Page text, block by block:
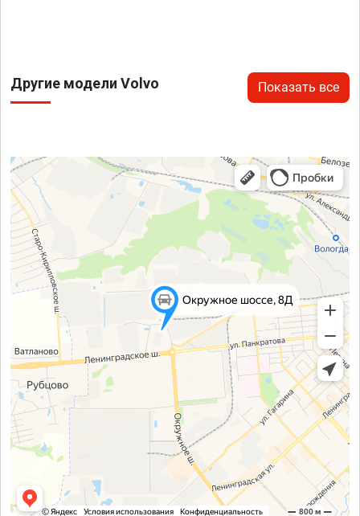
Другие модели Volvo Показать все